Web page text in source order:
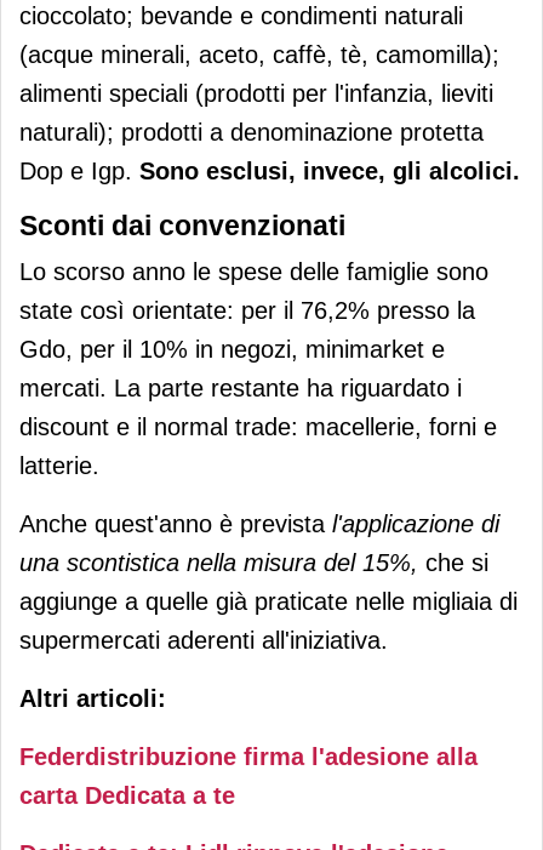
cioccolato; bevande e condimenti naturali
(acque minerali, aceto, caffè, tè, camomilla);
alimenti speciali (prodotti per l'infanzia, lieviti
naturali); prodotti a denominazione protetta
Dop e Igp. Sono esclusi, invece, gli alcolici.
Sconti dai convenzionati
Lo scorso anno le spese delle famiglie sono
state così orientate: per il 76,2% presso la
Gdo, per il 10% in negozi, minimarket e
mercati. La parte restante ha riguardato i
discount e il normal trade: macellerie, forni e
latterie.
Anche quest'anno è prevista l'applicazione di
una scontistica nella misura del 15%, che si
aggiunge a quelle già praticate nelle migliaia di
supermercati aderenti all'iniziativa.
Altri articoli:
Federdistribuzione firma l'adesione alla
carta Dedicata a te